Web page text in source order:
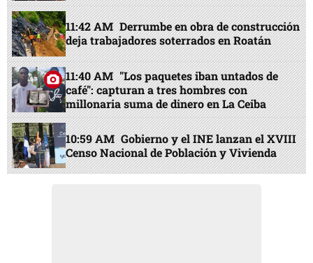
11:42 AM Derrumbe en obra de construcción
deja trabajadores soterrados en Roatán
11:40 AM "Los paquetes iban untados de
café": capturan a tres hombres con
millonaria suma de dinero en La Ceiba
10:59 AM Gobierno y el INE lanzan el XVIII
Censo Nacional de Población y Vivienda